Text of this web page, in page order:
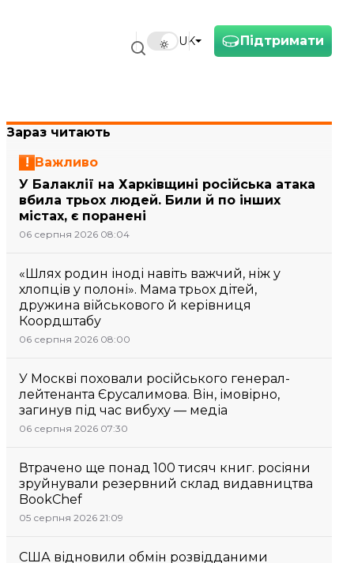
Підтримати
UK
Зараз читають
Важливо
У Балаклії на Харківщині російська атака
вбила трьох людей. Били й по інших
містах, є поранені
06 серпня 2026 08:04
«Шлях родин іноді навіть важчий, ніж у
хлопців у полоні». Мама трьох дітей,
дружина військового й керівниця
Коордштабу
06 серпня 2026 08:00
У Москві поховали російського генерал-
лейтенанта Єрусалимова. Він, імовірно,
загинув під час вибуху — медіа
06 серпня 2026 07:30
Втрачено ще понад 100 тисяч книг. росіяни
зруйнували резервний склад видавництва
BookChef
05 серпня 2026 21:09
США відновили обмін розвідданими